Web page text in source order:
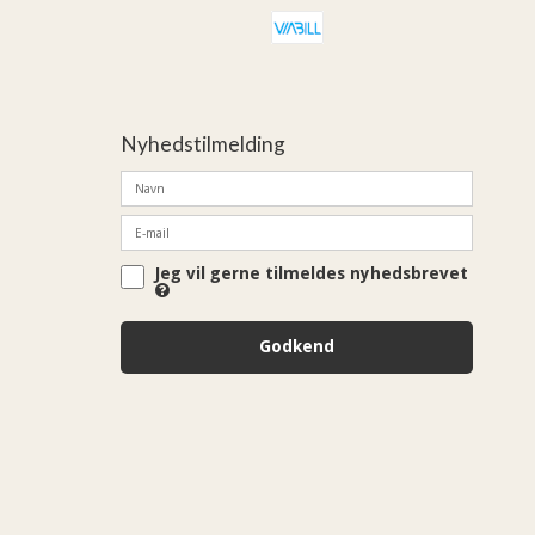
Nyhedstilmelding
Jeg vil gerne tilmeldes nyhedsbrevet
Godkend